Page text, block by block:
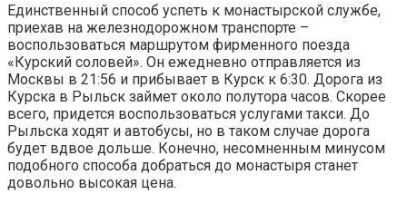
Единственный способ успеть к монастырской службе,
приехав на железнодорожном транспорте –
воспользоваться маршрутом фирменного поезда
«Курский соловей». Он ежедневно отправляется из
Москвы в 21:56 и прибывает в Курск к 6:30. Дорога из
Курска в Рыльск займет около полутора часов. Скорее
всего, придется воспользоваться услугами такси. До
Рыльска ходят и автобусы, но в таком случае дорога
будет вдвое дольше. Конечно, несомненным минусом
подобного способа добраться до монастыря станет
довольно высокая цена.